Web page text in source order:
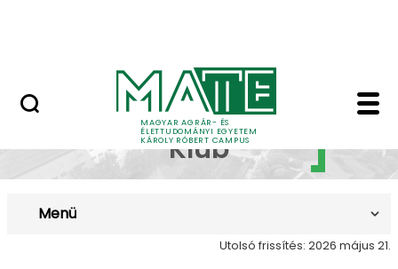
MAGYAR AGRÁR- ÉS
ÉLETTUDOMÁNYI EGYETEM
KÁROLY RÓBERT CAMPUS
Gyógynövény Klub -
Gyógynövény
Klub
Menü
Utolsó frissítés: 2026 május 21.